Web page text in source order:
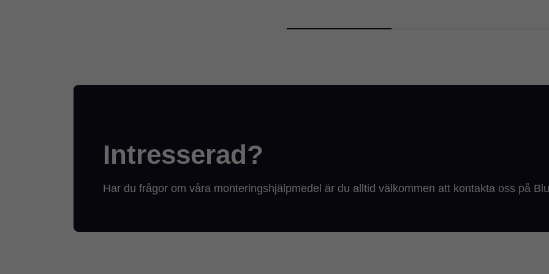
Intresserad?
Har du frågor om våra monteringshjälpmedel är du alltid välkommen att kontakta oss på